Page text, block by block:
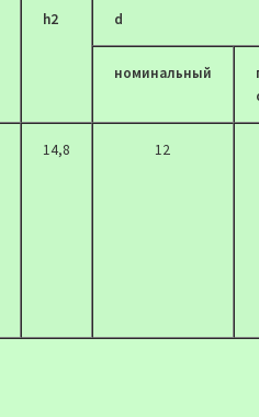
h2 d
номинальный
14,8 12